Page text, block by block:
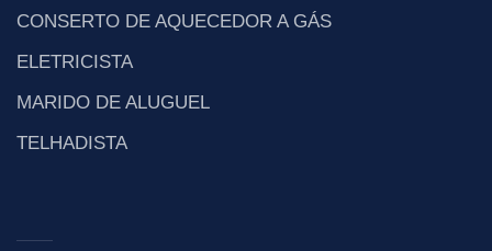
CONSERTO DE AQUECEDOR A GÁS
ELETRICISTA
MARIDO DE ALUGUEL
TELHADISTA